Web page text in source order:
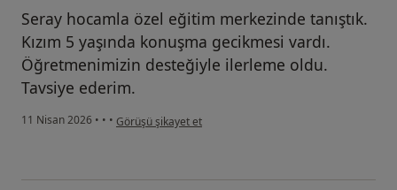
Seray hocamla özel eğitim merkezinde tanıştık.
Kızım 5 yaşında konuşma gecikmesi vardı.
Öğretmenimizin desteğiyle ilerleme oldu.
Tavsiye ederim.
11 Nisan 2026 • • • kullanıcının görüşüne göre e...
Görüşü şikayet et